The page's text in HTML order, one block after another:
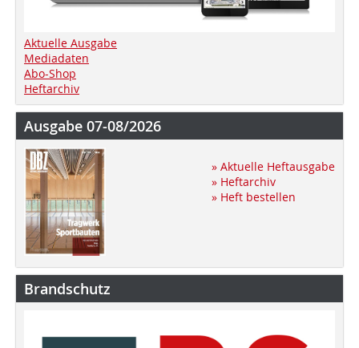
Aktuelle Ausgabe
Mediadaten
Abo-Shop
Heftarchiv
Ausgabe 07-08/2026
» Aktuelle Heftausgabe
» Heftarchiv
» Heft bestellen
Brandschutz